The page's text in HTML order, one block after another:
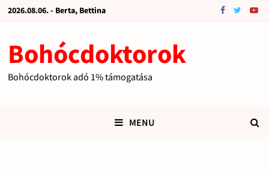
2026.08.06. - Berta, Bettina
Bohócdoktorok
Bohócdoktorok adó 1% támogatása
MENU